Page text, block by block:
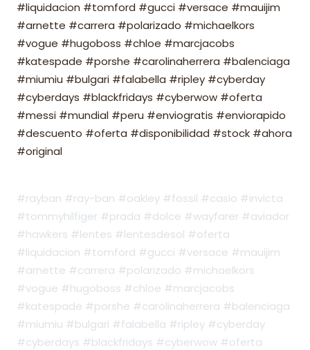
#liquidacion #tomford #gucci #versace #mauijim
#arnette #carrera #polarizado #michaelkors
#vogue #hugoboss #chloe #marcjacobs
#katespade #porshe #carolinaherrera #balenciaga
#miumiu #bulgari #falabella #ripley #cyberday
#cyberdays #blackfridays #cyberwow #oferta
#messi #mundial #peru #enviogratis #enviorapido
#descuento #oferta #disponibilidad #stock #ahora
#original
#rayban #ray-ban #oakley #fossil #casio #invicta
#tommyhilfiger #prada #dolce #wayfarer #aviador
#hawkers #lentes #lentesdesol #oferta
#liquidacion #tomford #gucci #versace #mauijim
#arnette #carrera #polarizado #michaelkors
#vogue #hugoboss #chloe #marcjacobs
#katespade #porshe #carolinaherrera #balenciaga
#miumiu #bulgari #falabella #ripley #cyberday
#cyberdays #blackfridays #cyberwow #oferta